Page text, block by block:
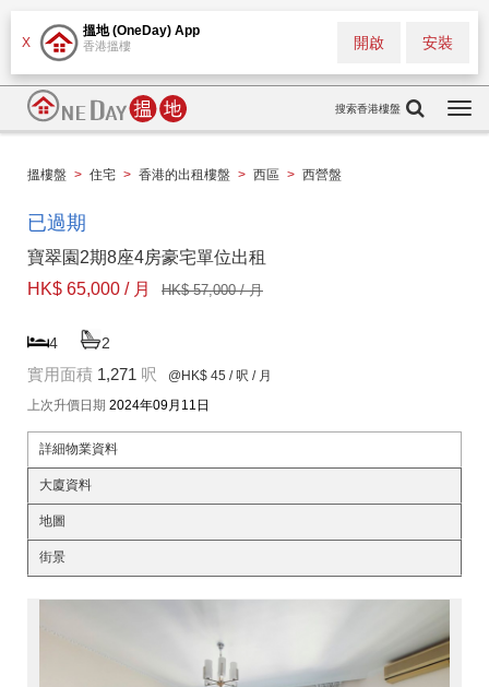
X
搵地 (OneDay) App
香港搵樓 安裝
開啟
搜索香港樓盤
搵樓盤 > 住宅 > 香港的出租樓盤 > 西區 > 西營盤
已過期
寶翠園2期8座4房豪宅單位出租
HK$ 65,000 / 月
HK$ 57,000 / 月
4 2
實用面積 1,271 呎 @HK$ 45 / 呎 / 月
上次升價日期 2024年09月11日
詳細物業資料
大廈資料
地圖
街景